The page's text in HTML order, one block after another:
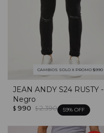
CAMBIOS SOLO X PROMO $990
JEAN ANDY S24 RUSTY -
Negro
$ 990 $ 2.390 59